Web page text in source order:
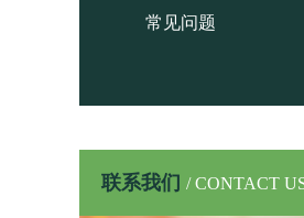
常见问题
联系我们 / CONTACT